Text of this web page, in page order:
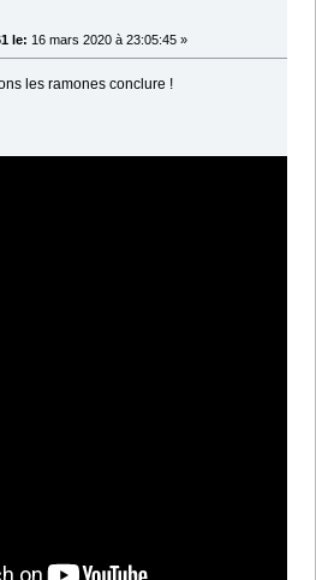
le: 16 mars 2020 à 23:05:45 »
les ramones conclure !